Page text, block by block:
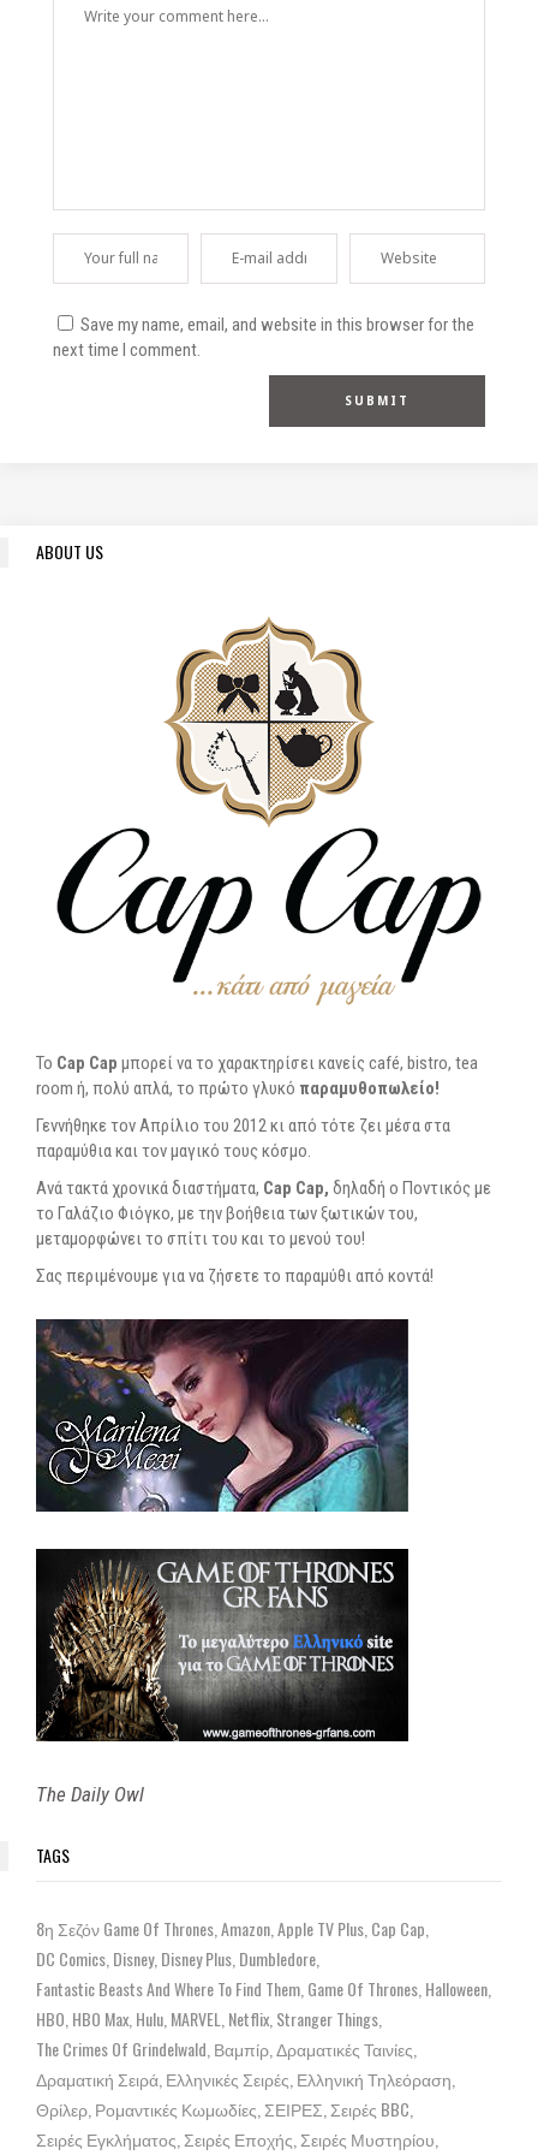
Save my name, email, and website in this browser for the
next time I comment.
ABOUT US
To Cap Cap μπορεί να το χαρακτηρίσει κανείς café, bistro, tea
room ή, πολύ απλά, το πρώτο γλυκό παραμυθοπωλείο!
Γεννήθηκε τον Απρίλιο του 2012 κι από τότε ζει μέσα στα
παραμύθια και τον μαγικό τους κόσμο.
Ανά τακτά χρονικά διαστήματα, Cap Cap, δηλαδή ο Ποντικός με
το Γαλάζιο Φιόγκο, με την βοήθεια των ξωτικών του,
μεταμορφώνει το σπίτι του και το μενού του!
Σας περιμένουμε για να ζήσετε το παραμύθι από κοντά!
The Daily Owl
TAGS
8η Σεζόν Game Of Thrones Amazon Apple TV Plus Cap Cap
DC Comics Disney Disney Plus Dumbledore
Fantastic Beasts And Where To Find Them Game Of Thrones Halloween
HBO HBO Max Hulu MARVEL Netflix Stranger Things
The Crimes Of Grindelwald Βαμπίρ Δραματικές Ταινίες
Δραματική Σειρά Ελληνικές Σειρές Ελληνική Τηλεόραση
Θρίλερ Ρομαντικές Κωμωδίες ΣΕΙΡΕΣ Σειρές BBC
Σειρές Εγκλήματος Σειρές Εποχής Σειρές Μυστηρίου